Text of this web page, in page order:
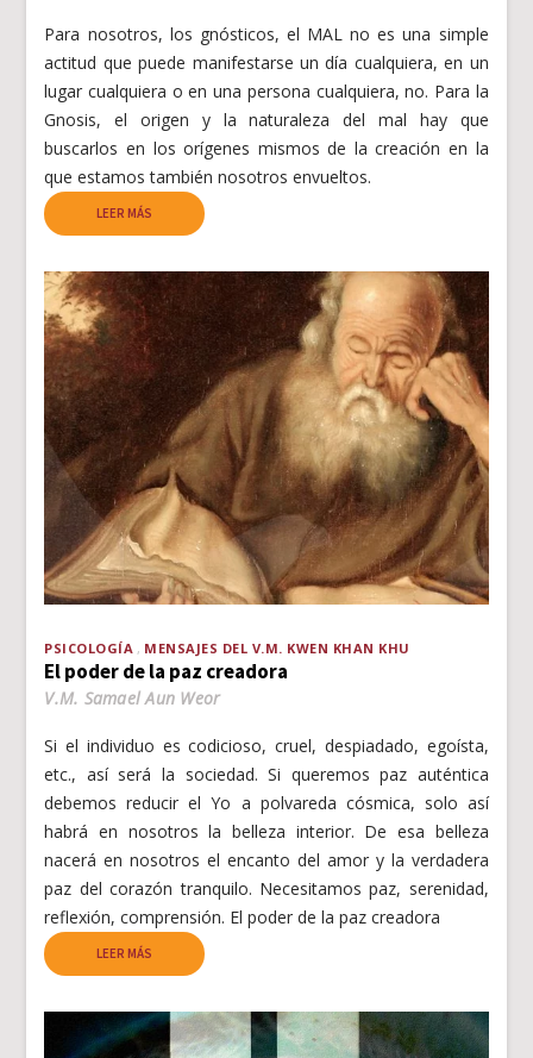
Para nosotros, los gnósticos, el MAL no es una simple
actitud que puede manifestarse un día cualquiera, en un
lugar cualquiera o en una persona cualquiera, no. Para la
Gnosis, el origen y la naturaleza del mal hay que
buscarlos en los orígenes mismos de la creación en la
que estamos también nosotros envueltos.
LEER MÁS
PSICOLOGÍA MENSAJES DEL V.M. KWEN KHAN KHU
El poder de la paz creadora
V.M. Samael Aun Weor
Si el individuo es codicioso, cruel, despiadado, egoísta,
etc., así será la sociedad. Si queremos paz auténtica
debemos reducir el Yo a polvareda cósmica, solo así
habrá en nosotros la belleza interior. De esa belleza
nacerá en nosotros el encanto del amor y la verdadera
paz del corazón tranquilo. Necesitamos paz, serenidad,
reflexión, comprensión. El poder de la paz creadora
LEER MÁS